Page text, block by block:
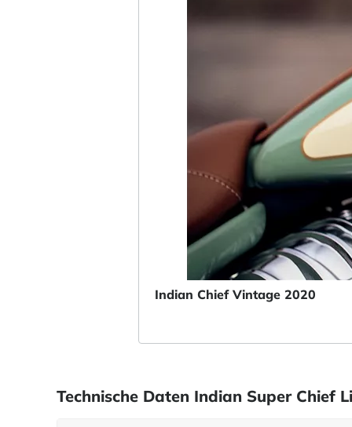
Indian Chief Vintage 2020
Technische Daten Indian Super Chief